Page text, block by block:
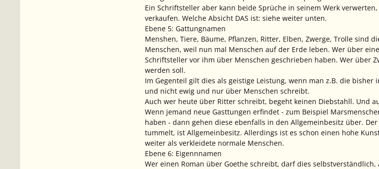
Ein Schriftsteller aber kann beide Sprüche in seinem Werk
verkaufen. Welche Absicht DAS ist: siehe weiter unten.
Ebene 5: Gattungnamen
Menshen, Tiere, Bäume, Pflanzen, Ritter, Elben, Zwerge, Trolle
Menschen, weil nun mal Menschen auf der Erde leben. Wer über
Schriftsteller vor ihm über Menschen geschrieben haben. Wer über
werden soll.
Im Gegenteil gilt dies als geistige Leistung, wenn man z.B. die
und nicht ewig und nur über Menschen schreibt.
Auch wer heute über Ritter schreibt, begeht keinen Diebstahll. Und
Wenn jemand neue Gasttungen erfindet - zum Beispiel
haben - dann gehen diese ebenfalls in den Allgemeinbesitz über.
tummelt, ist Allgemeinbesitz. Allerdings ist es schon einen hohe
weiter als verkleidete normale Menschen.
Ebene 6: Eigennnamen
Wer einen Roman über Goethe schreibt, darf dies